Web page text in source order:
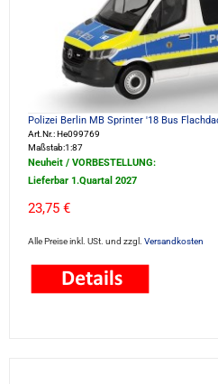
Polizei Berlin MB Sprinter '18 Bus
Art.Nr.: He099769
Maßstab:1:87
Neuheit / VORBESTELLUNG:
Lieferbar 1.Quartal 2027
23,75 €
Alle Preise inkl. USt. und zzgl. Versandkosten